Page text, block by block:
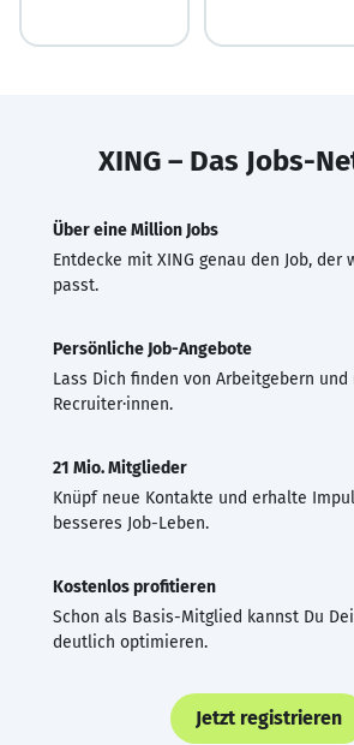
XING – Das Jobs-
Über eine Million Jobs
Entdecke mit XING genau den Job, der
passt.
Persönliche Job-Angebote
Lass Dich finden von Arbeitgebern und
Recruiter·innen.
21 Mio. Mitglieder
Knüpf neue Kontakte und erhalte
besseres Job-Leben.
Kostenlos profitieren
Schon als Basis-Mitglied kannst Du
deutlich optimieren.
Jetzt registrieren